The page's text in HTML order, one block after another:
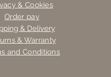
& Cookies
Order pay
& Delivery
& Warranty
and Conditions